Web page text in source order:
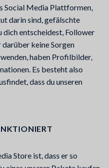
Social Media Plattformen,
darin sind, gefälschte
dich entscheidest, Follower
keine Sorgen
haben Profilbilder,
Es besteht also
dass du unseren
Store ist, dass er so